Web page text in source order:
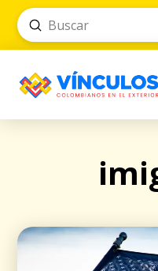
Search
Submit